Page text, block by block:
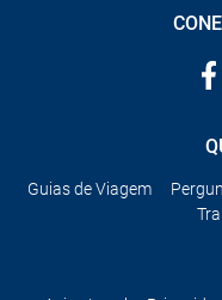
Guias de Viagem